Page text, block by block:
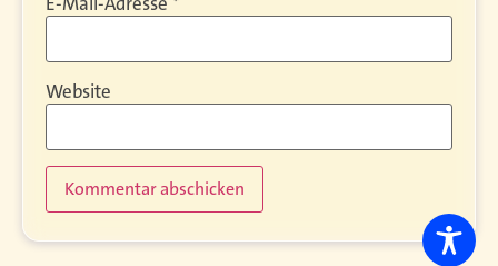
Website
Alternative: